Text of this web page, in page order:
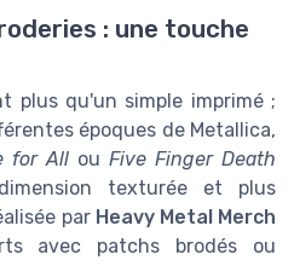
: une touche
plus qu'un simple imprimé ;
époques de Metallica,
for All ou Five Finger Death
texturée et plus
par Heavy Metal Merch
avec patchs brodés ou